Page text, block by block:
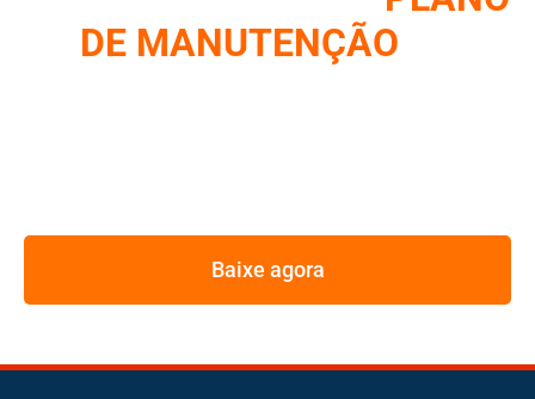
DE MANUTENÇÃO
Baixe agora